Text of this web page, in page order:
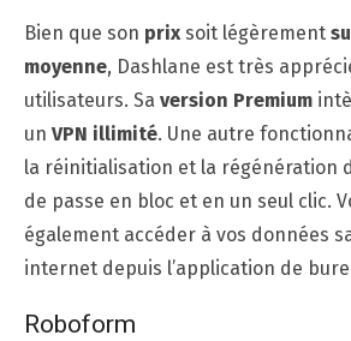
Bien que son prix soit légèrement
moyenne, Dashlane est très
utilisateurs. Sa version Premium
un VPN illimité. Une autre
la réinitialisation et la régénération
de passe en bloc et en un seul clic.
également accéder à vos données
internet depuis l’application de
Roboform